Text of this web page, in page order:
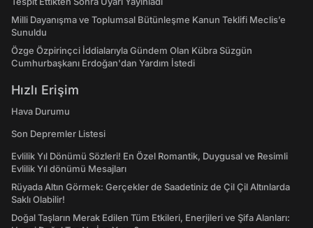
Milli Dayanışma ve Toplumsal Bütünleşme Kanun Teklifi Meclis’e
Sunuldu
Özge Özpirinçci İddialarıyla Gündem Olan Kübra Süzgün
Cumhurbaşkanı Erdoğan'dan Yardım İstedi
Hızlı Erişim
Hava Durumu
Son Depremler Listesi
Evlilik Yıl Dönümü Sözleri! En Özel Romantik, Duygusal ve Resimli
Evlilik Yıl dönümü Mesajları
Rüyada Altın Görmek: Gerçekler de Saadetiniz de Çil Çil Altınlarda
Saklı Olabilir!
Doğal Taşların Merak Edilen Tüm Etkileri, Enerjileri ve Şifa Alanları: